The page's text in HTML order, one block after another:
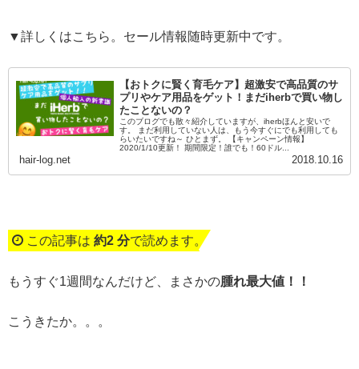
▼詳しくはこちら。セール情報随時更新中です。
【おトクに賢く育毛ケア】超激安で高品質のサ
プリやケア用品をゲット！まだiherbで買い物し
たことないの？
このブログでも散々紹介していますが、iherbほんと安いで
す。 まだ利用していない人は、もう今すぐにでも利用しても
らいたいですね～ ひとまず。 【キャンペーン情報】
2020/1/10更新！ 期間限定！誰でも！60ドル...
hair-log.net 2018.10.16
この記事は 約2 分で読めます。
もうすぐ1週間なんだけど、まさかの腫れ最大値！！
こうきたか。。。